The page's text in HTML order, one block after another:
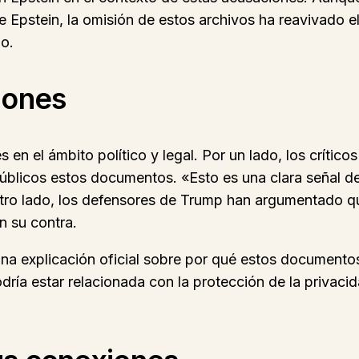
la omisión de estos archivos ha reavivado
en el ámbito político y legal. Por un lado, los
estos documentos. «Esto es una clara señal
lado, los defensores de Trump han argumentado
su contra.
explicación oficial sobre por qué estos
estar relacionada con la protección de la